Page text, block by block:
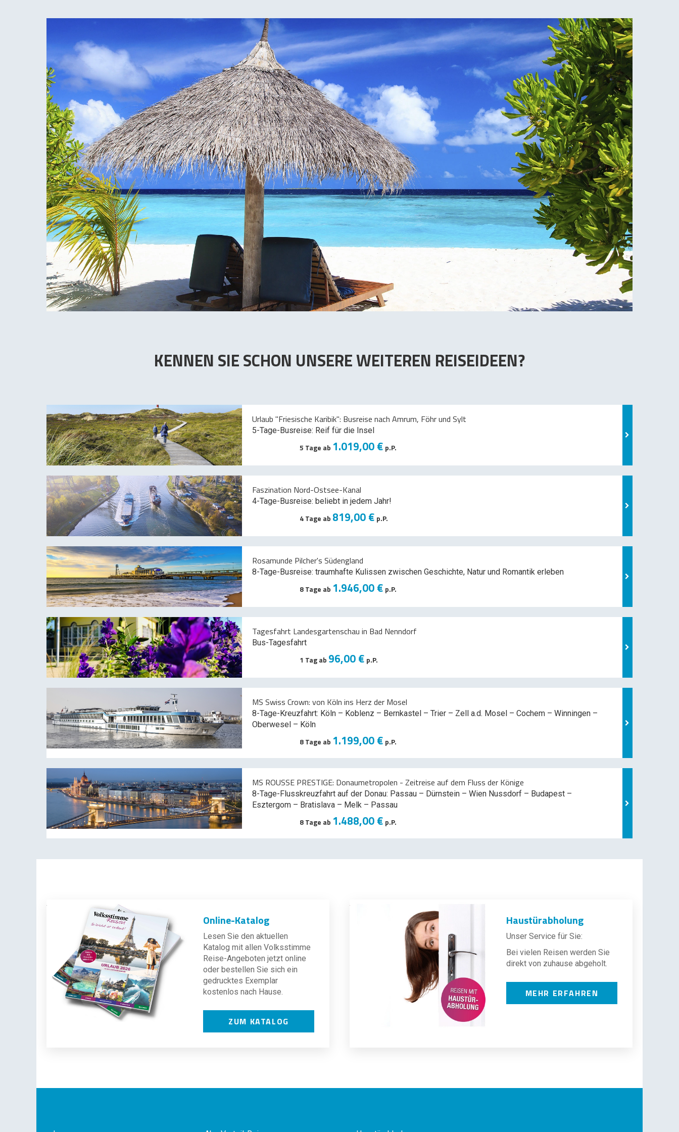
KENNEN SIE SCHON UNSERE WEITEREN REISEIDEEN?
Urlaub "Friesische Karibik": Busreise nach Amrum, Föhr und Sylt
5-Tage-Busreise: Reif für die Insel
5 Tage ab 1.019,00 € p.P.
Faszination Nord-Ostsee-Kanal
4-Tage-Busreise: beliebt in jedem Jahr!
4 Tage ab 819,00 € p.P.
Rosamunde Pilcher's Südengland
8-Tage-Busreise: traumhafte Kulissen zwischen Geschichte, Natur und Romantik erleben
8 Tage ab 1.946,00 € p.P.
Tagesfahrt Landesgartenschau in Bad Nenndorf
Bus-Tagesfahrt
1 Tag ab 96,00 € p.P.
MS Swiss Crown: von Köln ins Herz der Mosel
8-Tage-Kreuzfahrt: Köln – Koblenz – Bernkastel – Trier – Zell a.d. Mosel – Cochem – Winningen –
Oberwesel – Köln
8 Tage ab 1.199,00 € p.P.
MS ROUSSE PRESTIGE: Donaumetropolen - Zeitreise auf dem Fluss der Könige
8-Tage-Flusskreuzfahrt auf der Donau: Passau – Dürnstein – Wien Nussdorf – Budapest –
Esztergom – Bratislava – Melk – Passau
8 Tage ab 1.488,00 € p.P.
Online-Katalog
Lesen Sie den aktuellen
Katalog mit allen Volksstimme
Reise-Angeboten jetzt online
oder bestellen Sie sich ein
gedrucktes Exemplar
kostenlos nach Hause.
ZUM KATALOG
Haustürabholung
Unser Service für Sie:
Bei vielen Reisen werden Sie
direkt von zuhause abgeholt.
MEHR ERFAHREN